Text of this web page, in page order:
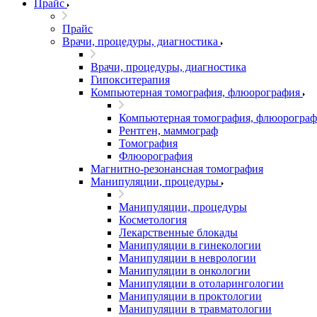
Прайс
Прайс
Врачи, процедуры, диагностика
Врачи, процедуры, диагностика
Гипокситерапия
Компьютерная томография, флюорография
Компьютерная томография,
Рентген, маммограф
Томография
Флюорография
Магнитно-резонансная томография
Манипуляции, процедуры
Манипуляции, процедуры
Косметология
Лекарственные блокады
Манипуляции в гинекологии
Манипуляции в неврологии
Манипуляции в онкологии
Манипуляции в отоларингологии
Манипуляции в проктологии
Манипуляции в травматологии